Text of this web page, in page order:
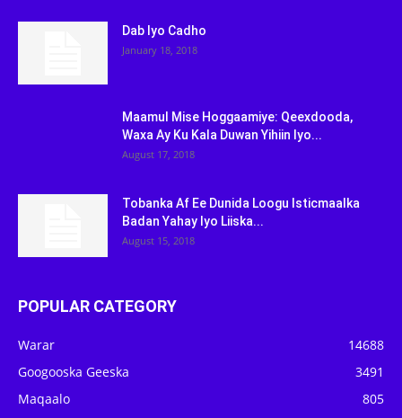
Dab Iyo Cadho
January 18, 2018
Maamul Mise Hoggaamiye: Qeexdooda,
Waxa Ay Ku Kala Duwan Yihiin Iyo...
August 17, 2018
Tobanka Af Ee Dunida Loogu Isticmaalka
Badan Yahay Iyo Liiska...
August 15, 2018
POPULAR CATEGORY
Warar
14688
Googooska Geeska
3491
Maqaalo
805